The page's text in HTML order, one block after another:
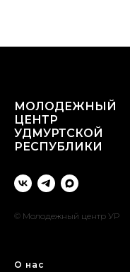
МОЛОДЕЖНЫЙ
ЦЕНТР
УДМУРТСКОЙ
РЕСПУБЛИКИ
© Молодежный центр УР
О нас